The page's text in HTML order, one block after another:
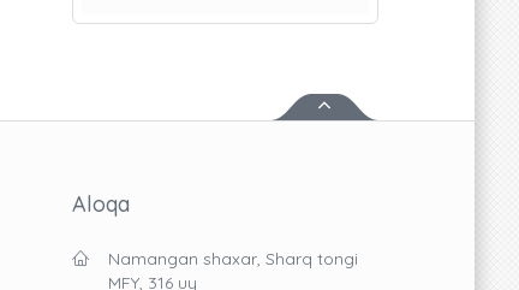
Aloqa
Namangan shaxar, Sharq tongi
MFY, 316 uy